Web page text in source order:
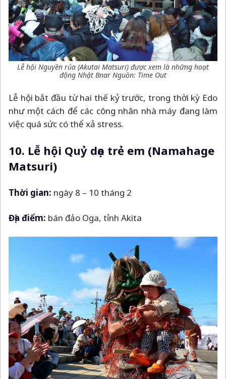
Lễ hội Nguyền rủa (Akutai Matsuri) được xem là những hoạt
động Nhật Bnar Nguồn: Time Out
Lễ hội bắt đầu từ hai thế kỷ trước, trong thời kỳ Edo
như một cách để các công nhân nhà máy đang làm
việc quá sức có thể xả stress.
10. Lễ hội Quỷ dọa trẻ em (Namahage
Matsuri)
Thời gian: ngày 8 – 10 tháng 2
Địa điểm: bán đảo Oga, tỉnh Akita